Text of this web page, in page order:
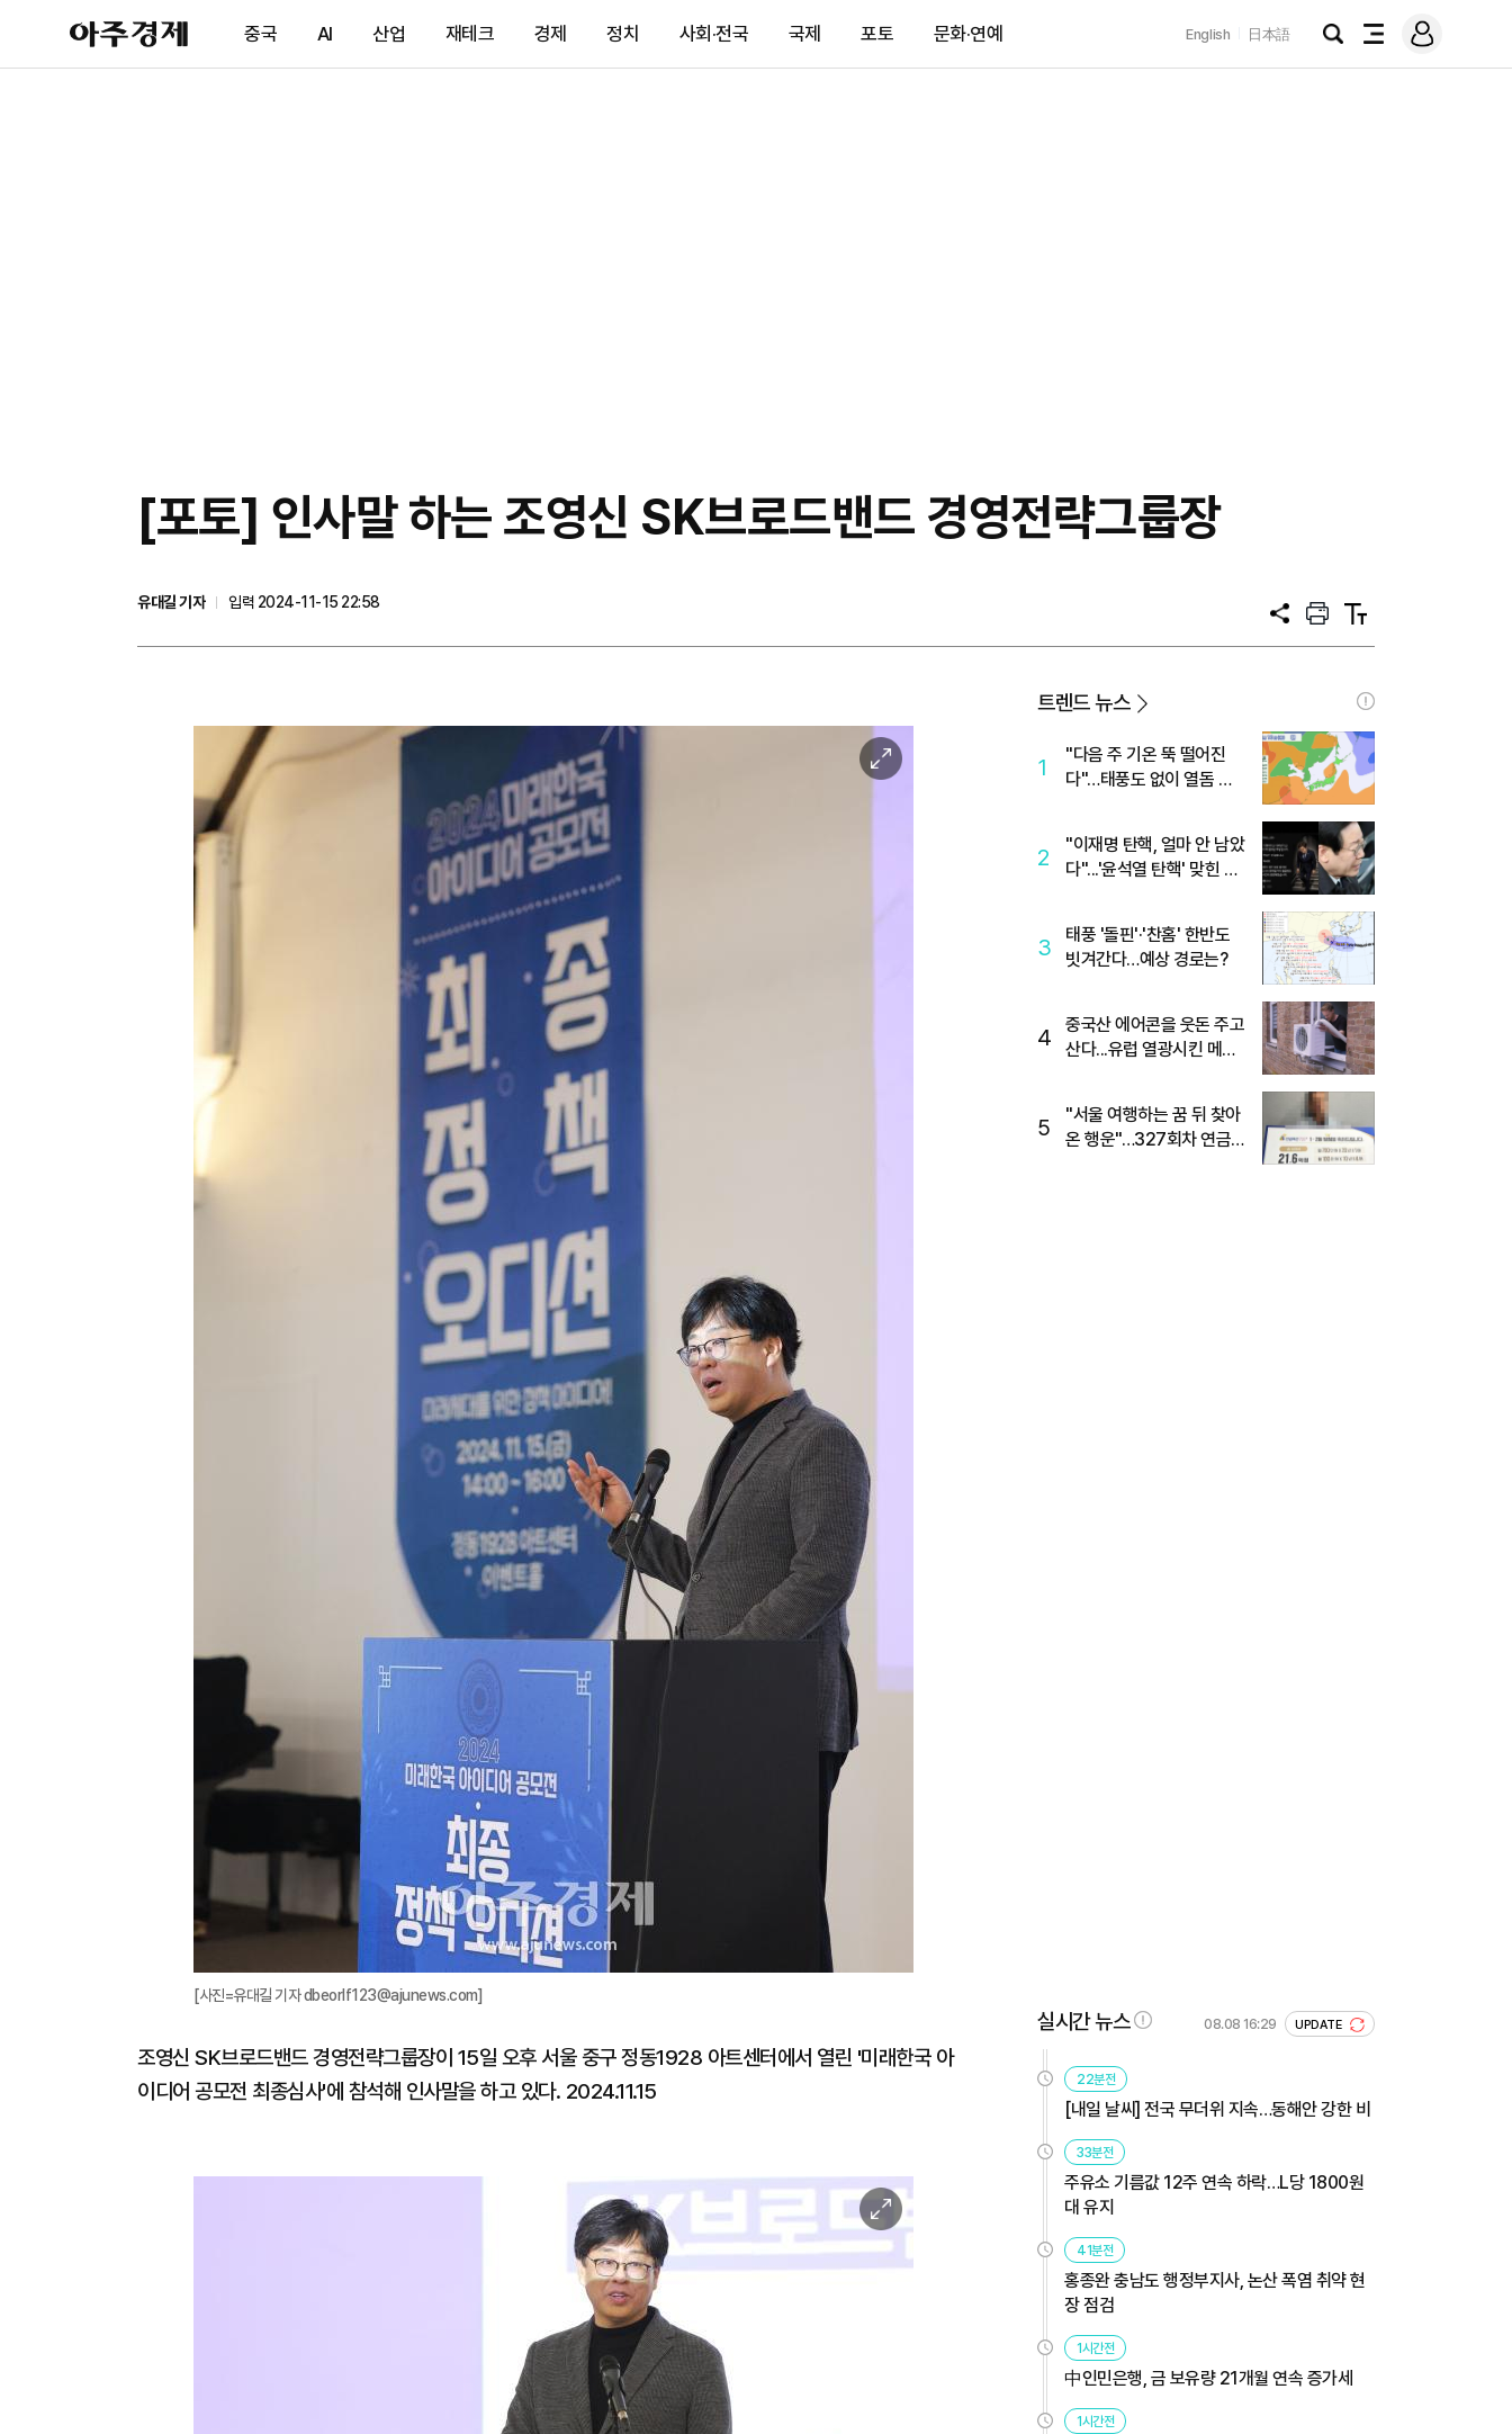
아
주
제
중국 AI 산업 재테크 경제 정치 사회·전국 국제 포토 문화·연예 English 日本語
검
전
메
그
[포토] 인사말 하는 ​​​​​​​조영신 SK브로드밴드 경영전략그룹장
유대길 기자
입력 2024-11-15 22:58
공
프
트
텍
트
이
미
[사진=유대길 기자 dbeorlf123@ajunews.com]
조영신 SK브로드밴드 경영전략그룹장이 15일 오후 서울 중구 정동1928 아트센터에서 열린 '미래한국 아
이디어 공모전 최종심사'에 참석해 인사말을 하고 있다. 2024.11.15
이
미
지
트렌드 뉴스
1
"다음 주 기온 뚝 떨어진
다"…태풍도 없이 열돔 박
2
"이재명 탄핵, 얼마 안 남았
다"...'윤석열 탄핵' 맞힌 무
3
태풍 '돌핀'·'찬홈' 한반도
빗겨간다…예상 경로는?
4
중국산 에어콘을 웃돈 주고
산다...유럽 열광시킨 메이
5
"서울 여행하는 꿈 뒤 찾아
온 행운"…327회차 연금
실시간 뉴스 08.08 16:29 UPDATE
22분전
[내일 날씨] 전국 무더위 지속…동해안 강한 비
33분전
주유소 기름값 12주 연속 하락…L당 1800원
대 유지
41분전
홍종완 충남도 행정부지사, 논산 폭염 취약 현
장 점검
1시간전
中인민은행, 금 보유량 21개월 연속 증가세
1시간전